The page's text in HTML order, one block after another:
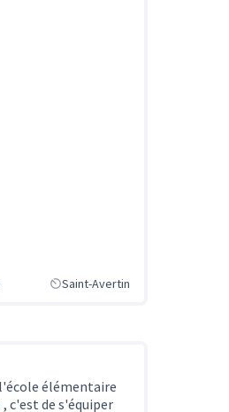
Saint-Avertin
élémentaire
c'est de s'équiper